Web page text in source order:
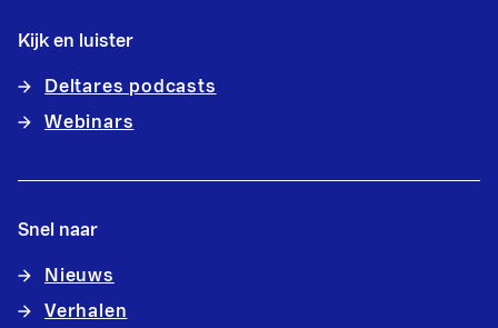
Kijk en luister
Deltares podcasts
Webinars
Snel naar
Nieuws
Verhalen